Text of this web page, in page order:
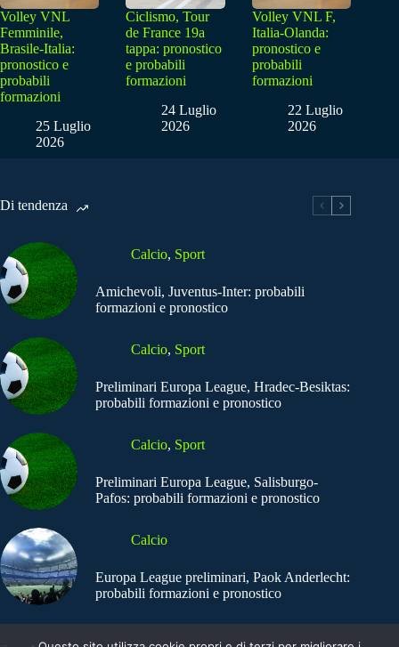
Volley VNL
Femminile,
Brasile-Italia:
pronostico e
probabili
formazioni
25 Luglio
2026
Ciclismo, Tour
de France 19a
tappa: pronostico
e probabili
formazioni
24 Luglio
2026
Volley VNL F,
Italia-Olanda:
pronostico e
probabili
formazioni
22 Luglio
2026
Di tendenza
Calcio, Sport
Amichevoli, Juventus-Inter: probabili
formazioni e pronostico
Calcio, Sport
Preliminari Europa League, Hradec-Besiktas:
probabili formazioni e pronostico
Calcio, Sport
Preliminari Europa League, Salisburgo-
Pafos: probabili formazioni e pronostico
Calcio
Europa League preliminari, Paok Anderlecht:
probabili formazioni e pronostico